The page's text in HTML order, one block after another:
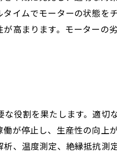
イムでモーターの状態を
高まります。モーターの
役割を果たします。適
が停止し、生産性の向上
、温度測定、絶縁抵抗測